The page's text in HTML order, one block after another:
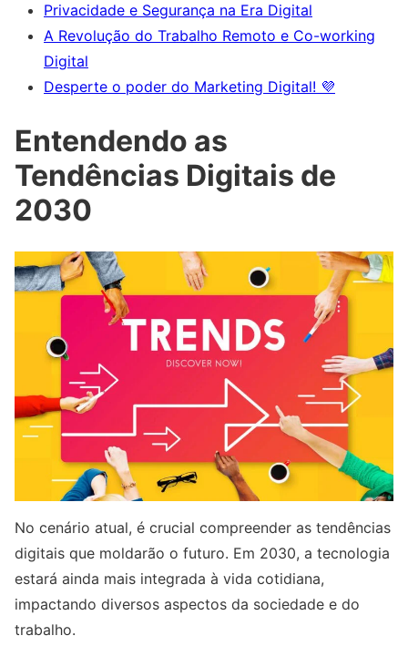
Privacidade e Segurança na Era Digital
A Revolução do Trabalho Remoto e Co-working
Digital
Desperte o poder do Marketing Digital! 💜
Entendendo as
Tendências Digitais de
2030
No cenário atual, é crucial compreender as tendências
digitais que moldarão o futuro. Em 2030, a tecnologia
estará ainda mais integrada à vida cotidiana,
impactando diversos aspectos da sociedade e do
trabalho.